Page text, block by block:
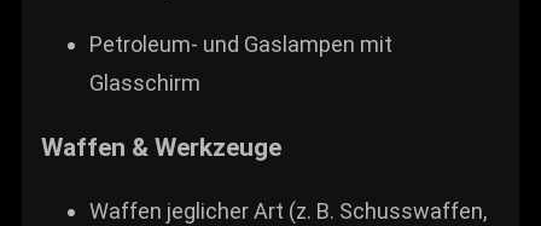
Petroleum- und Gaslampen mit
Glasschirm
Waffen & Werkzeuge
Waffen jeglicher Art (z. B. Schusswaffen,